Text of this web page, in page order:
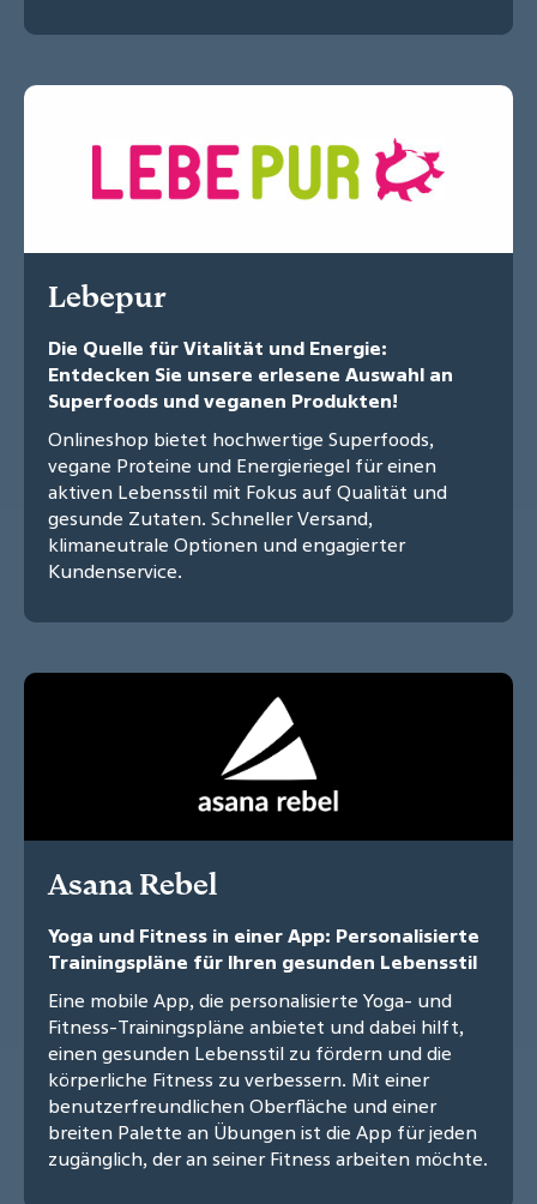
Lebepur
Die Quelle für Vitalität und Energie:
Entdecken Sie unsere erlesene Auswahl an
Superfoods und veganen Produkten!
Onlineshop bietet hochwertige Superfoods,
vegane Proteine und Energieriegel für einen
aktiven Lebensstil mit Fokus auf Qualität und
gesunde Zutaten. Schneller Versand,
klimaneutrale Optionen und engagierter
Kundenservice.
Asana Rebel
Yoga und Fitness in einer App: Personalisierte
Trainingspläne für Ihren gesunden Lebensstil
Eine mobile App, die personalisierte Yoga- und
Fitness-Trainingspläne anbietet und dabei hilft,
einen gesunden Lebensstil zu fördern und die
körperliche Fitness zu verbessern. Mit einer
benutzerfreundlichen Oberfläche und einer
breiten Palette an Übungen ist die App für jeden
zugänglich, der an seiner Fitness arbeiten möchte.